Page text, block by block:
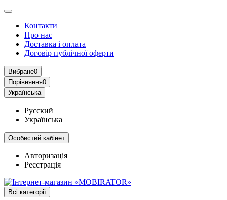
Контакти
Про нас
Доставка і оплата
Договір публічної оферти
Вибране0
Порівняння0
Українська
Русский
Українська
Особистий кабінет
Авторизація
Реєстрація
Всі категорії